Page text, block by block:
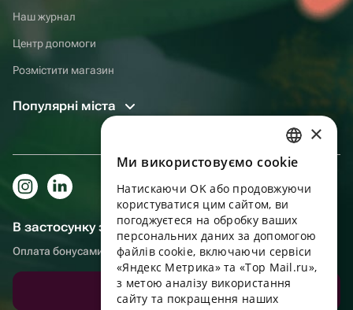
Наш журнал
Центр допомоги
Розмістити магазин
Популярні міста
В застосунку зручніше!
Оплата бонусами, самовивіз, зручний чат підтримки
Завантажити додаток
RUSSIAN
ENGLISH
UKRAINIAN
PORTUGUESE
SPANISH
HUNGARIAN
×
Ми використовуємо cookie
Натискаючи OK або продовжуючи
користуватися цим сайтом, ви
погоджуєтеся на обробку ваших
персональних даних за допомогою
файлів cookie, включаючи сервіси
«Яндекс Метрика» та «Top Mail.ru»,
з метою аналізу використання
сайту та покращення наших